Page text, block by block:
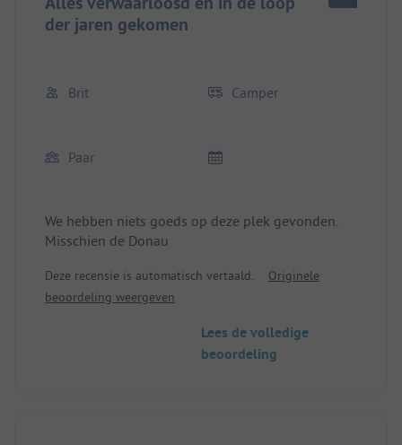
der jaren gekomen
Brit Camper
Paar
We hebben niets goeds op deze plek gevonden.
Misschien de Donau
Deze recensie is automatisch vertaald.
Originele
beoordeling weergeven
Lees de volledige
beoordeling